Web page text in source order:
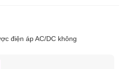
kép cho phép người dùng quan
năng và bộ đếm cùng lúc lên tới
điện áp AC/DC không